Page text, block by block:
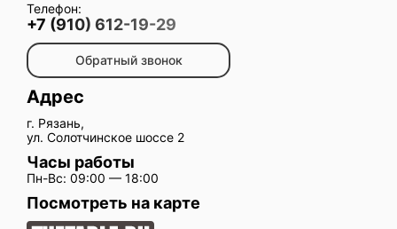
Телефон:
+7 (910) 612-19-29
Обратный звонок
Адрес
г. Рязань,
ул. Солотчинское шоссе 2
Часы работы
Пн-Вс: 09:00 — 18:00
Посмотреть на карте